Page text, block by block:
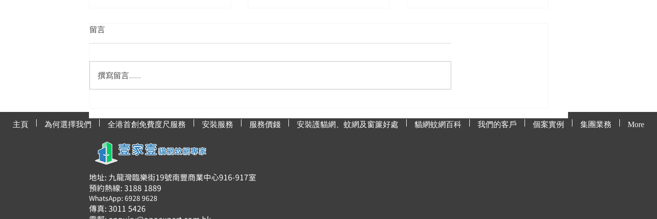
貓網與貓咪健康的關聯
選擇？
漬？
留言
撰寫留言......
主頁 為何選擇我們 全港首創免費度尺服務 安裝服務 服務價錢 安裝護貓網、蚊網及窗簾好處 貓網蚊網百科 我們的客戶 個案實例 集團業務 More
地址: 九龍灣臨樂街19號南豐商業中心916-917室
預約熱線: 3188 1889
WhatsApp: 6928 9628
傳真: 3011 5426